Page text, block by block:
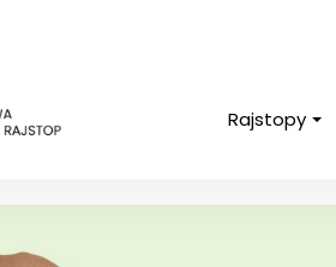
Rajstopy